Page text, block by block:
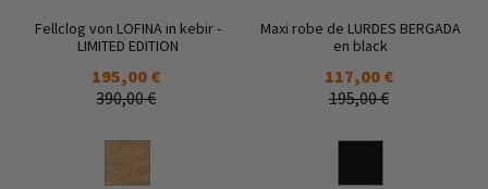
Fellclog von LOFINA in kebir -
LIMITED EDITION
195,00 €
390,00 €
Maxi robe de LURDES BERGADA
en black
117,00 €
195,00 €